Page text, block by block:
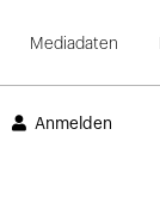
Mediadaten
Anmelden